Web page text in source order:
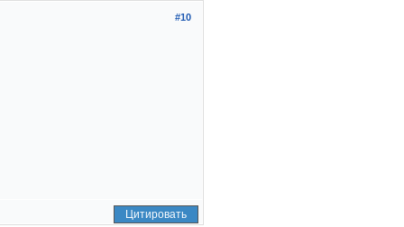
#10
Цитировать